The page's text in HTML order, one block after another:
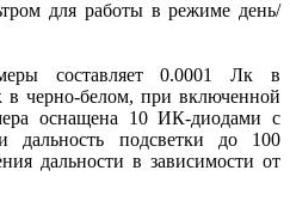
для работы в режиме день/
составляет 0.0001 Лк в
черно-белом, при включенной
оснащена 10 ИК-диодами с
дальность подсветки до 100
дальности в зависимости от